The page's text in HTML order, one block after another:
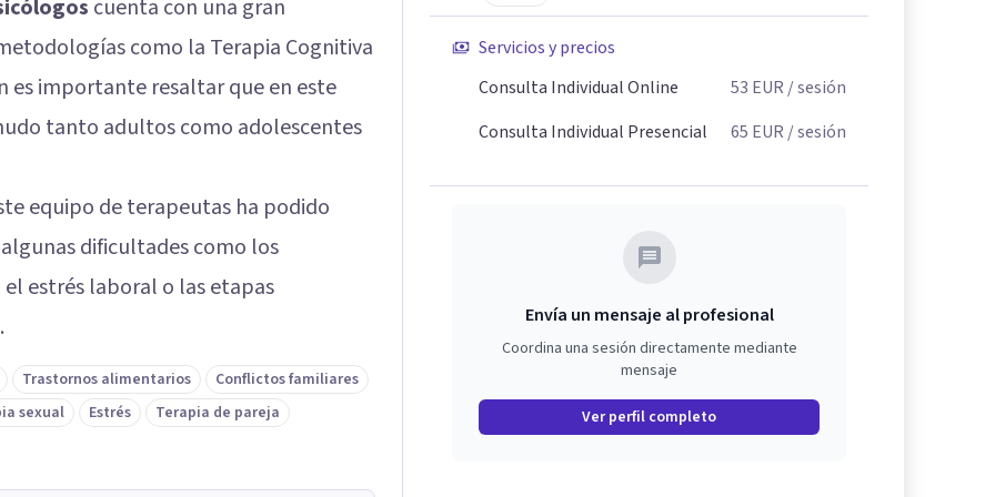
cuenta con una gran
como la Terapia Cognitiva
es importante resaltar que en este
tanto adultos como adolescentes
equipo de terapeutas ha podido
dificultades como los
estrés laboral o las etapas
Trastornos alimentarios
Conflictos familiares
sexual
Estrés Terapia de pareja
Servicios y precios
Consulta Individual Online
53 EUR / sesión
Consulta Individual Presencial
65 EUR / sesión
Envía un mensaje al profesional
Coordina una sesión directamente mediante
mensaje
Ver perfil completo